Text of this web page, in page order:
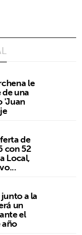
le
una
'Juan
de
con 52
Local,
a la
un
el